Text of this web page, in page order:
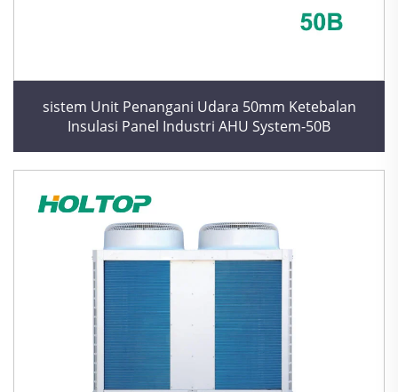
sistem Unit Penangani Udara 50mm Ketebalan
Insulasi Panel Industri AHU System-50B